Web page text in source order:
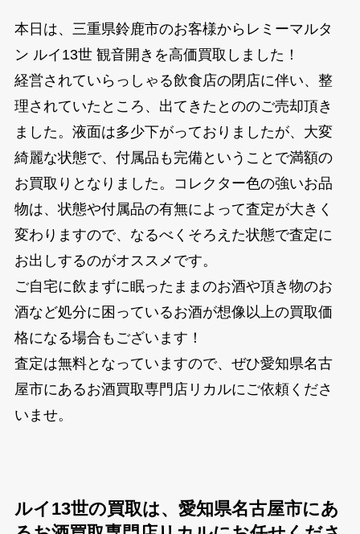
本日は、三重県鈴鹿市のお客様からレミーマルタ
ン ルイ13世 観音開きを高価買取しました！
経営されていらっしゃる飲食店の閉店に伴い、整
理されていたところ、出てきたとののご売却頂き
ました。液面は多少下がっておりましたが、大変
綺麗な状態で、付属品も完備ということで満額の
お買取りとなりました。コレクター色の強いお品
物は、状態や付属品の有無によって査定が大きく
変わりますので、なるべくそろえた状態で査定に
お出しするのがオススメです。
ご自宅に飲まずに眠ったままのお酒や頂き物のお
酒など処分に困っているお酒が想像以上の買取価
格になる場合もございます！
査定は無料となっていますので、ぜひ愛知県名古
屋市にあるお酒買取専門店リカルにご依頼くださ
いませ。
ルイ13世の買取は、愛知県名古屋市にあ